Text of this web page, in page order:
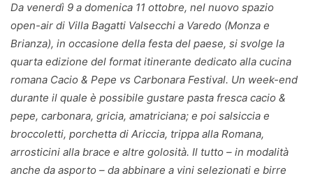
Da venerdì 9 a domenica 11 ottobre, nel nuovo spazio
open-air di Villa Bagatti Valsecchi a Varedo (Monza e
Brianza), in occasione della festa del paese, si svolge la
quarta edizione del format itinerante dedicato alla cucina
romana Cacio & Pepe vs Carbonara Festival. Un week-end
durante il quale è possibile gustare pasta fresca cacio &
pepe, carbonara, gricia, amatriciana; e poi salsiccia e
broccoletti, porchetta di Ariccia, trippa alla Romana,
arrosticini alla brace e altre golosità. Il tutto – in modalità
anche da asporto – da abbinare a vini selezionati e birre